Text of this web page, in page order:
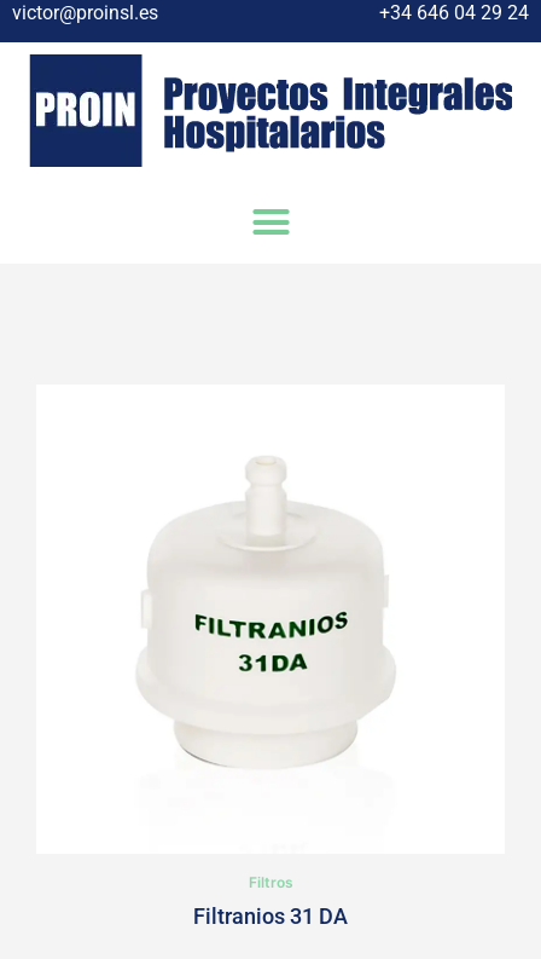
victor@proinsl.es +34 646 04 29 24
Filtros
Filtranios 31 DA